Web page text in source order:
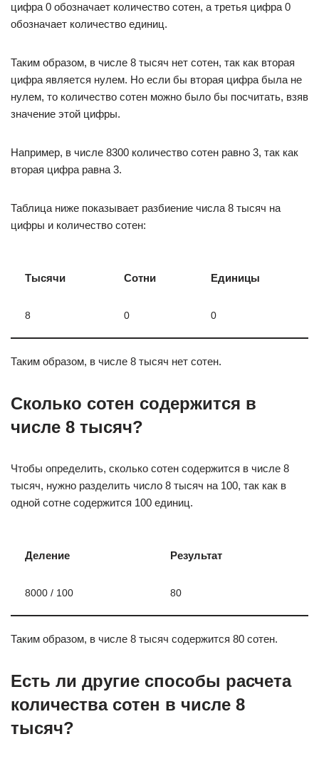
цифра 0 обозначает количество сотен, а третья цифра 0
обозначает количество единиц.
Таким образом, в числе 8 тысяч нет сотен, так как вторая
цифра является нулем. Но если бы вторая цифра была не
нулем, то количество сотен можно было бы посчитать, взяв
значение этой цифры.
Например, в числе 8300 количество сотен равно 3, так как
вторая цифра равна 3.
Таблица ниже показывает разбиение числа 8 тысяч на
цифры и количество сотен:
Тысячи Сотни Единицы
8 0 0
Таким образом, в числе 8 тысяч нет сотен.
Сколько сотен содержится в
числе 8 тысяч?
Чтобы определить, сколько сотен содержится в числе 8
тысяч, нужно разделить число 8 тысяч на 100, так как в
одной сотне содержится 100 единиц.
Деление Результат
8000 / 100 80
Таким образом, в числе 8 тысяч содержится 80 сотен.
Есть ли другие способы расчета
количества сотен в числе 8
тысяч?